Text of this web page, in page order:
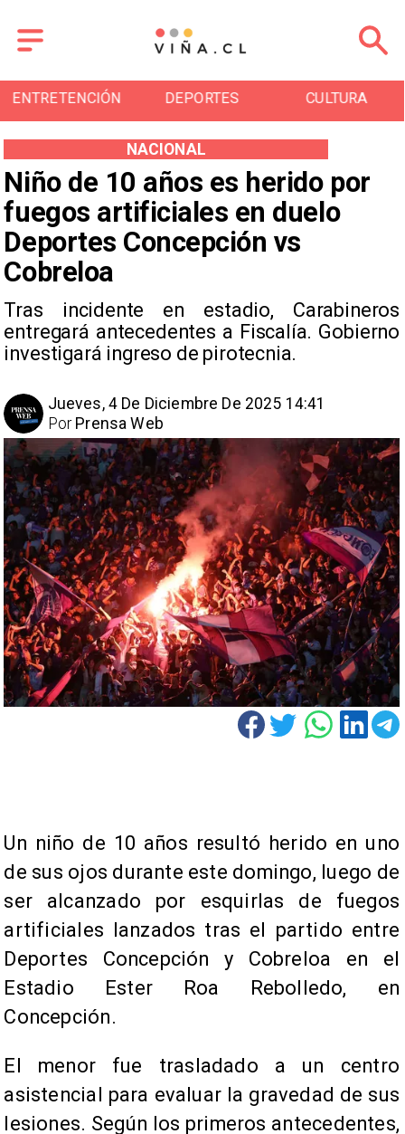
ENTRETENCIÓN DEPORTES CULTURA
Niño de 10 años es herido por
fuegos artificiales en duelo
Deportes Concepción vs
Cobreloa
Tras incidente en estadio, Carabineros
entregará antecedentes a Fiscalía. Gobierno
investigará ingreso de pirotecnia.
NACIONAL
Jueves, 4 De Diciembre De 2025 14:41
Prensa Web
Por
Un niño de 10 años resultó herido en uno
de sus ojos durante este domingo, luego de
ser alcanzado por esquirlas de fuegos
artificiales lanzados tras el partido entre
Deportes Concepción y Cobreloa en el
Estadio Ester Roa Rebolledo, en
Concepción.
El menor fue trasladado a un centro
asistencial para evaluar la gravedad de sus
lesiones. Según los primeros antecedentes,